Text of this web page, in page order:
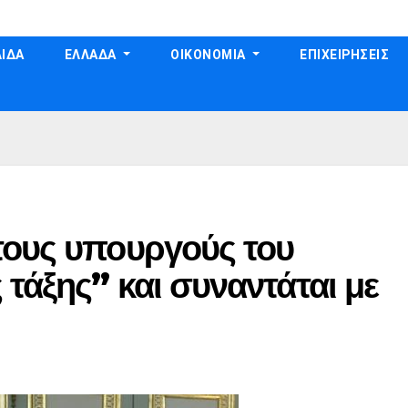
ΕΛΛΑΔΑ ΟΙΚΟΝΟΜΙΑ ΕΠΙΧΕΙΡΗΣΕΙΣ
υπουργούς του
και συναντάται με